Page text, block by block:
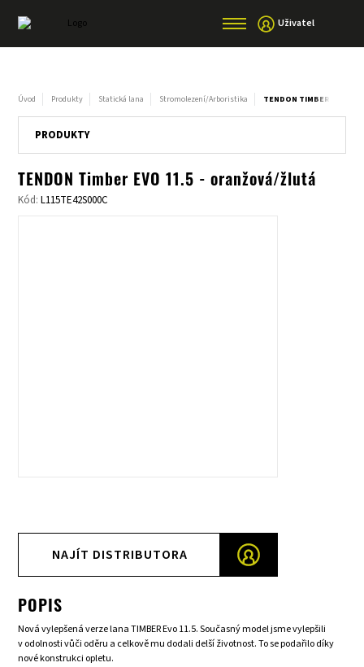
Uživatel
Úvod Produkty Statická lana Stromolezení/Arboristika TENDON TIMBER EVO
PRODUKTY
TENDON Timber EVO 11.5 - oranžová/žlutá
Kód:L115TE42S000C
NAJÍT DISTRIBUTORA
POPIS
Nová vylepšená verze lana TIMBER Evo 11.5. Současný model jsme vylepšili
v odolnosti vůči oděru a celkově mu dodali delší životnost. To se podařilo díky
nové konstrukci opletu.